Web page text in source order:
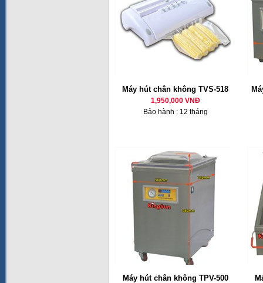
Máy hút chân không TVS-518
1,950,000 VNĐ
Bảo hành : 12 tháng
Máy hút chân không TPV-500